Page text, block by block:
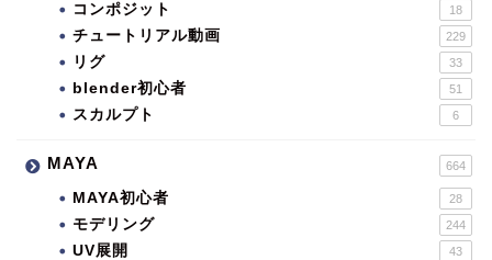
コンポジット 18
チュートリアル動画 229
リグ 33
blender初心者 51
スカルプト 6
MAYA 664
MAYA初心者 28
モデリング 244
UV展開 43